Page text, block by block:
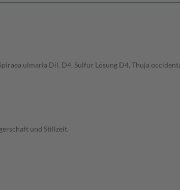
ulmaria Dil. D4, Sulfur Lösung D4, Thuja
und Stillzeit.